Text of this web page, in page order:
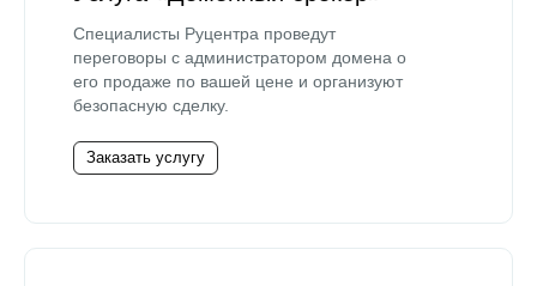
Специалисты Руцентра проведут
переговоры с администратором домена о
его продаже по вашей цене и организуют
безопасную сделку.
Заказать услугу